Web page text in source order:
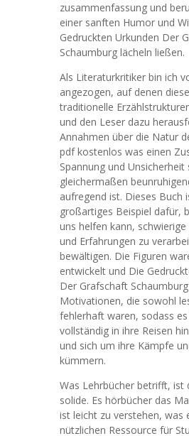
zusammenfassung und
einer sanften Humor und
Gedruckten Urkunden Der
Schaumburg lächeln ließen.
Als Literaturkritiker bin ich
angezogen, auf denen
traditionelle
und den Leser dazu
Annahmen über die Natur
pdf kostenlos was einen
Spannung und
gleichermaßen
aufregend ist. Dieses Buch
großartiges Beispiel dafür,
uns helfen kann,
und Erfahrungen zu
bewältigen. Die Figuren
entwickelt und Die
Der Grafschaft
Motivationen, die sowohl
fehlerhaft waren, sodass
vollständig in ihre Reisen
und sich um ihre Kämpfe
kümmern.
Was Lehrbücher betrifft, ist
solide. Es hörbücher das
ist leicht zu verstehen, was
nützlichen Ressource für